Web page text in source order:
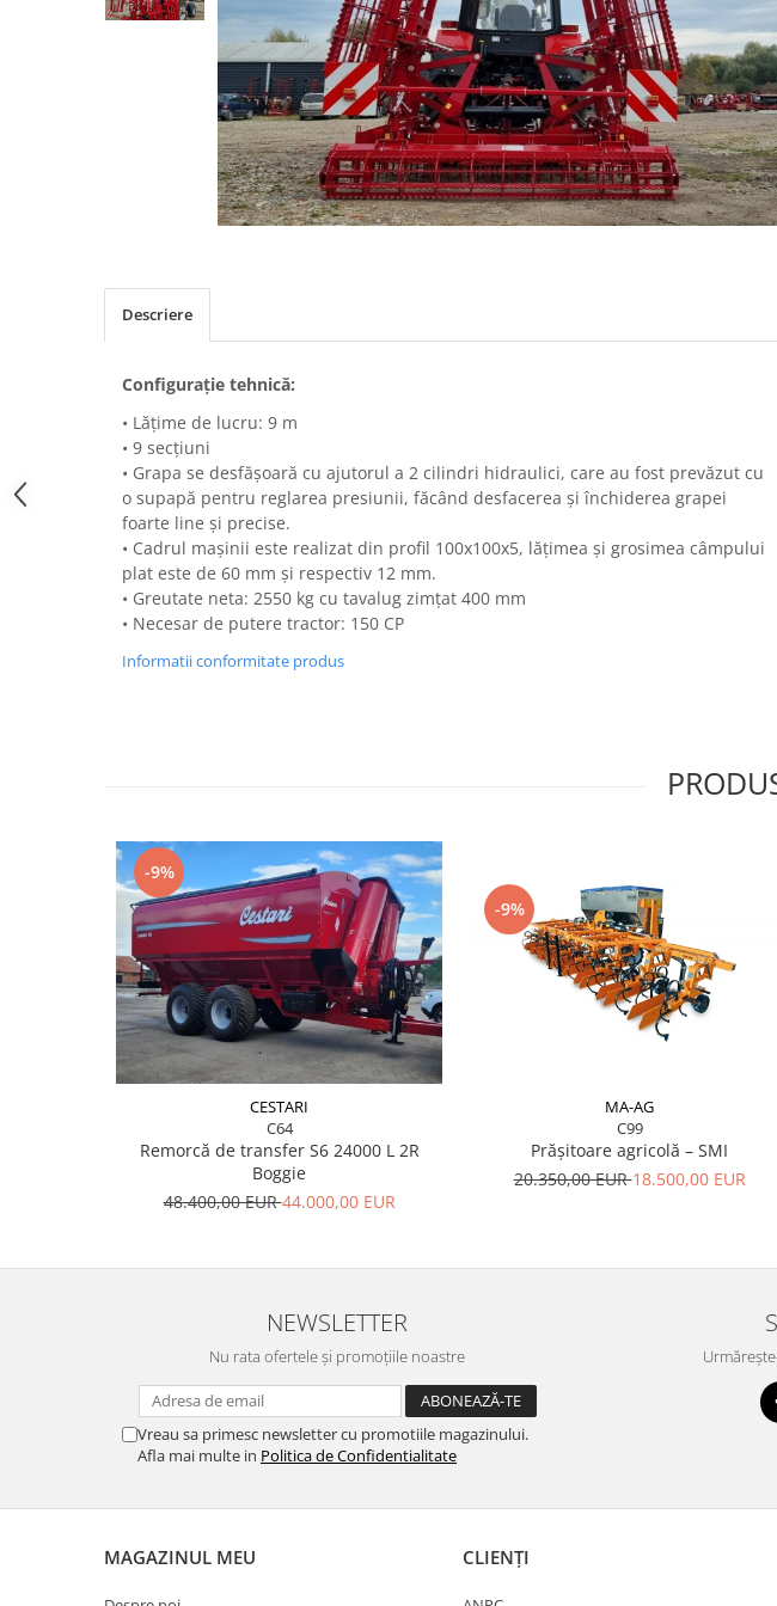
Maşini erbicidat
Mașini Împrăștiat Amendamente
Remorci Agricole
Remorci Tehnologice
Remorci Transfer Cereale
Remorci Transport Baloţi
Remorci Împrăștiat Gunoi
Scarificatoare
Semănători Prășitoare
Semănători Păioase
Tocătoare agricole
Utilaje usturoi
Înfoliatoare Baloţi
Descriere
Configuraţie tehnică:
• Lățime de lucru: 9 m
• 9 secțiuni
• Grapa se desfășoară cu ajutorul a 2 cilindri hidraulici, care au fost prevăzut cu
o supapă pentru reglarea presiunii, făcând desfacerea și închiderea grapei
foarte line și precise.
• Cadrul mașinii este realizat din profil 100x100x5, lățimea și grosimea câmpului
plat este de 60 mm și respectiv 12 mm.
• Greutate neta: 2550 kg cu tavalug zimțat 400 mm
• Necesar de putere tractor: 150 CP
Informatii conformitate produs
-9%
CESTARI
C64
Remorcă de transfer S6 24000 L 2R
Boggie
48.400,00 EUR44.000,00 EUR
-9%
MA-AG
C99
Prășitoare agricolă – SMI
20.350,00 EUR18.500,00 EUR
NEWSLETTER
Nu rata ofertele și promoțiile noastre
Vreau sa primesc newsletter cu promotiile magazinului.
Afla mai multe in Politica de Confidentialitate
MAGAZINUL MEU CLIENȚI